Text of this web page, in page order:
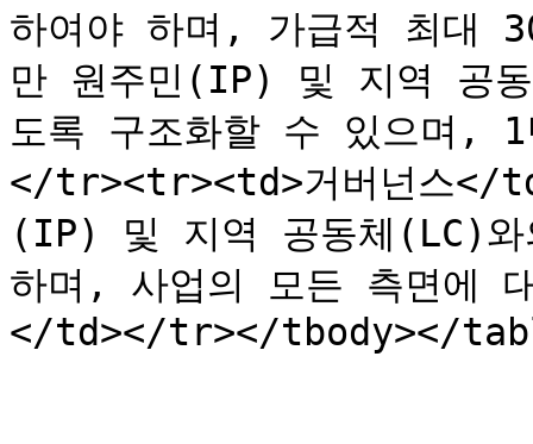
하여야 하며, 가급적 최대
만 원주민(IP) 및 지역 공
도록 구조화할 수 있으며,
</tr><tr><td>거버넌스</
(IP) 및 지역 공동체(LC)와
하며, 사업의 모든 측면에
</td></tr></tbody></